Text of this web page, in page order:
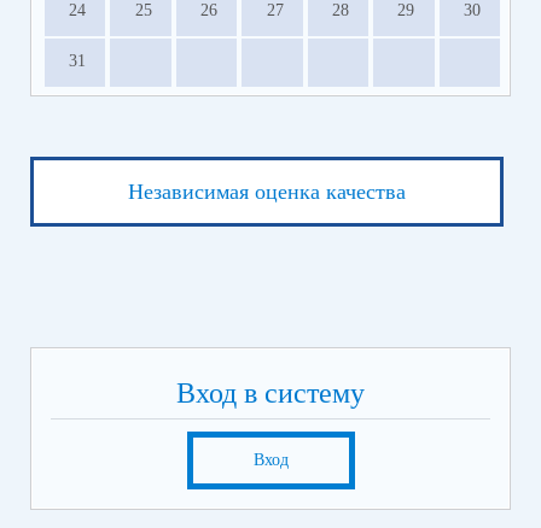
24 25 26 27 28 29 30
31
Независимая оценка качества
Вход в систему
Вход